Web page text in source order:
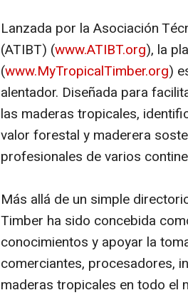
Lanzada por la Asociación
(ATIBT) (www.ATIBT.org), la
(www.MyTropicalTimber.org)
alentador. Diseñada para
las maderas tropicales,
valor forestal y maderera
profesionales de varios
Más allá de un simple
Timber ha sido concebida
conocimientos y apoyar la
comerciantes, procesadores,
maderas tropicales en todo el